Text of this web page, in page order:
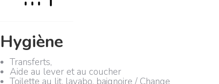
Hygiène
Transferts,
Aide au lever et au coucher
Toilette au lit, lavabo, baignoire / Change